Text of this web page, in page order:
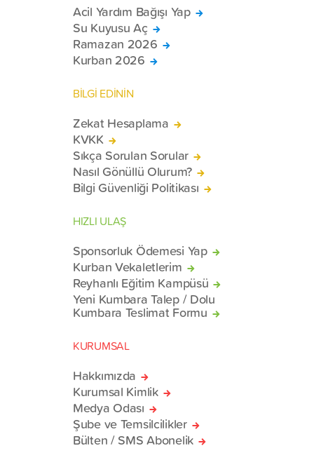
Acil Yardım Bağışı Yap
Su Kuyusu Aç
Ramazan 2026
Kurban 2026
BİLGİ EDİNİN
Zekat Hesaplama
KVKK
Sıkça Sorulan Sorular
Nasıl Gönüllü Olurum?
Bilgi Güvenliği Politikası
HIZLI ULAŞ
Sponsorluk Ödemesi Yap
Kurban Vekaletlerim
Reyhanlı Eğitim Kampüsü
Yeni Kumbara Talep / Dolu
Kumbara Teslimat Formu
KURUMSAL
Hakkımızda
Kurumsal Kimlik
Medya Odası
Şube ve Temsilcilikler
Bülten / SMS Abonelik